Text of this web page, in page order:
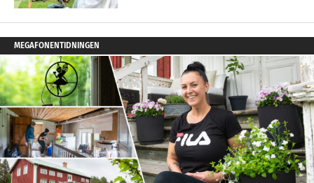
MEGAFONENTIDNINGEN